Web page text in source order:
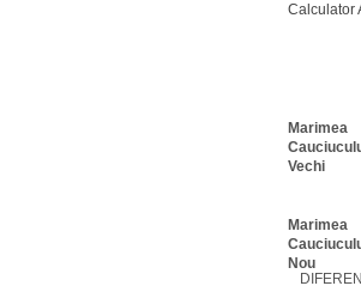
Calculator
Marimea
Vechi
Marimea
Nou